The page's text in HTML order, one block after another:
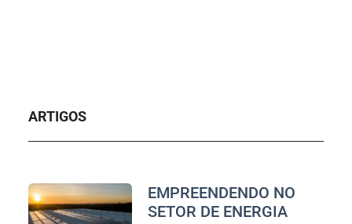
ARTIGOS
EMPREENDENDO NO
SETOR DE ENERGIA